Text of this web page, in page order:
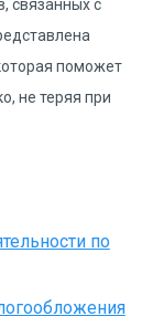
связанных с
поможет
не теряя при
по